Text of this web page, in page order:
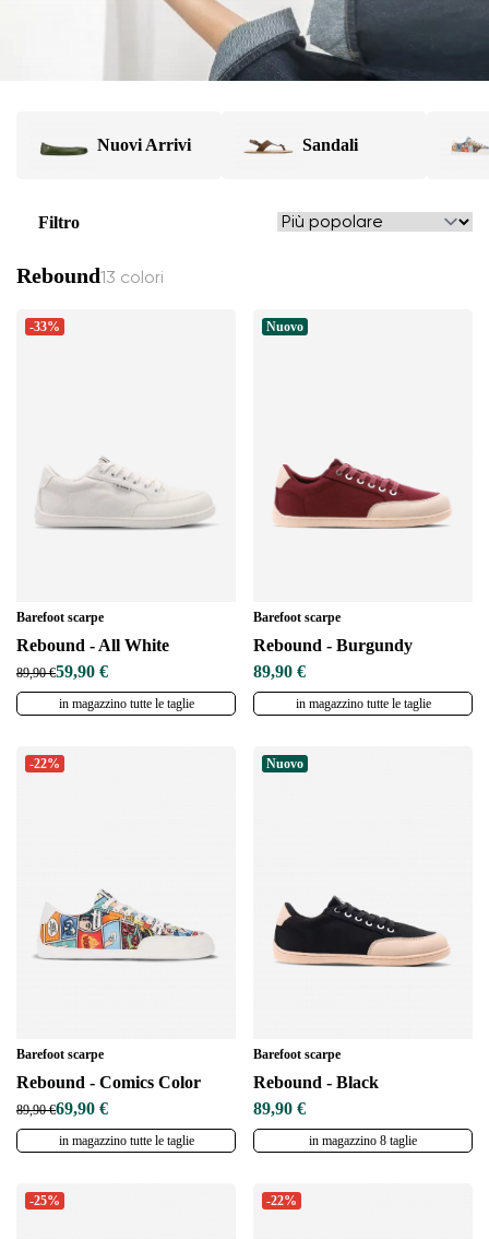
Nuovi Arrivi Sandali
Filtro
Rebound13 colori
-33%
Barefoot scarpe
Rebound - All White
89,90 €59,90 €
in magazzino tutte le taglie
Nuovo
Barefoot scarpe
Rebound - Burgundy
89,90 €
in magazzino tutte le taglie
-22%
Barefoot scarpe
Rebound - Comics Color
89,90 €69,90 €
in magazzino tutte le taglie
Nuovo
Barefoot scarpe
Rebound - Black
89,90 €
in magazzino 8 taglie
-25% -22%